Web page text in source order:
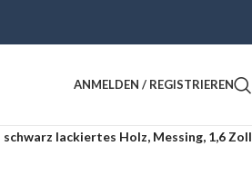
ANMELDEN / REGISTRIEREN
schwarz lackiertes Holz, Messing, 1,6 Zoll